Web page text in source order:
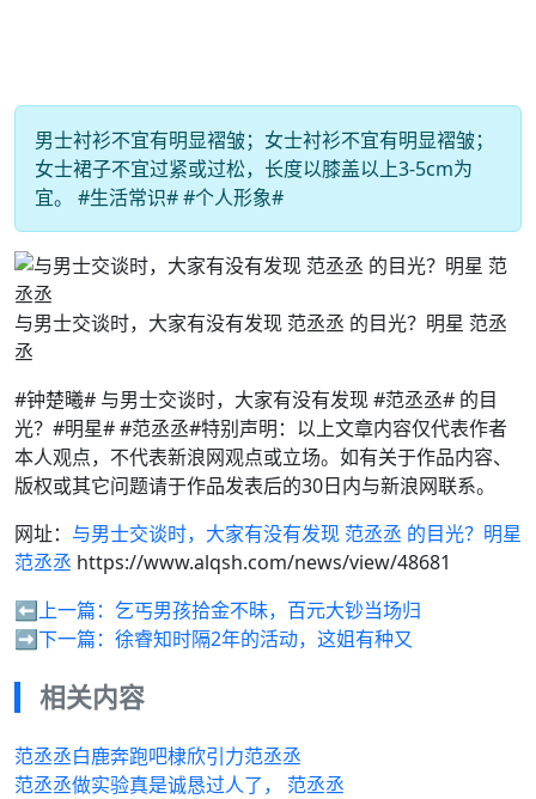
男士衬衫不宜有明显褶皱；女士衬衫不宜有明显褶皱；
女士裙子不宜过紧或过松，长度以膝盖以上3-5cm为
宜。 #生活常识# #个人形象#
与男士交谈时，大家有没有发现 范丞丞 的目光？明星 范丞
丞
#钟楚曦# 与男士交谈时，大家有没有发现 #范丞丞# 的目
光？#明星# #范丞丞#特别声明：以上文章内容仅代表作者
本人观点，不代表新浪网观点或立场。如有关于作品内容、
版权或其它问题请于作品发表后的30日内与新浪网联系。
网址： 与男士交谈时，大家有没有发现 范丞丞 的目光？明星
范丞丞 https://www.alqsh.com/news/view/48681
⬅️上一篇： 乞丐男孩拾金不昧，百元大钞当场归
➡️下一篇： 徐睿知时隔2年的活动，这姐有种又
相关内容
范丞丞白鹿奔跑吧棣欣引力范丞丞
范丞丞做实验真是诚恳过人了， 范丞丞